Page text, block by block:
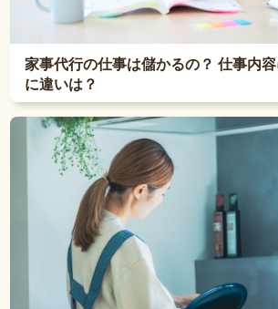
家事代行の仕事は儲かるの？ 仕事内
に違いは？